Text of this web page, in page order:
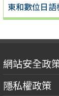
東和數位日
網站安全政
隱私權政策